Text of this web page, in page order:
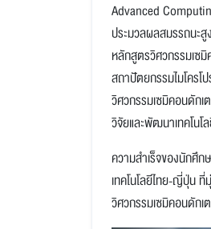
Advanced
ประมวลผลสมรรถนะ
หลักสูตรวิศวกรรมเซ
สถาปัตยกรรมไมโคร
วิศวกรรมเซมิคอนดัก
วิจัยและพัฒนาเทคโน
ความสำเร็จของนักศึ
เทคโนโลยีไทย-ญี่ปุ่น
วิศวกรรมเซมิคอนดักเ